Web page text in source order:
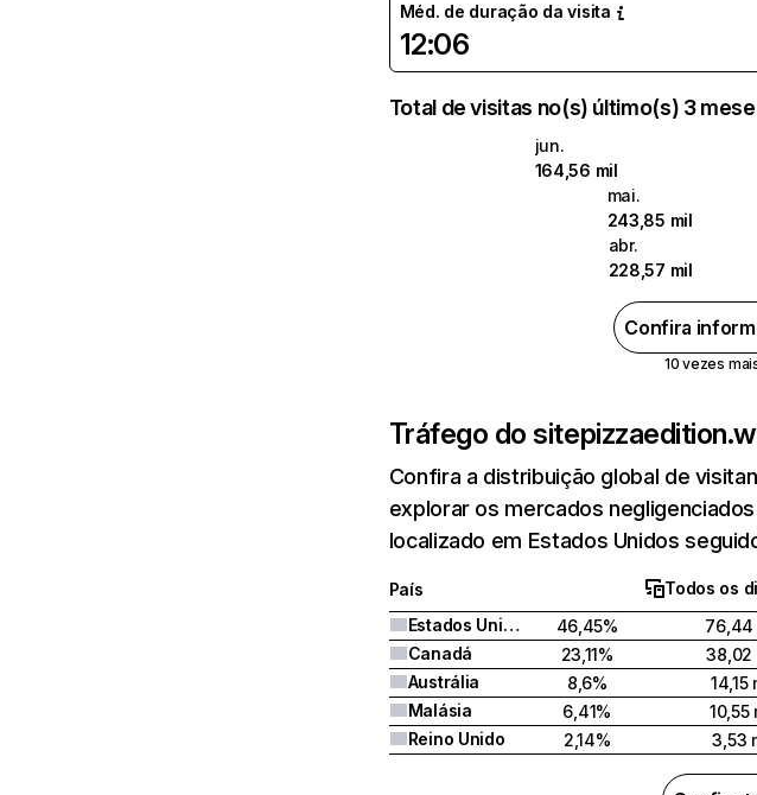
Méd. de duração da visita
12:06
Total de visitas no(s) último(s) 3
jun.
164,56 mil
mai.
243,85 mil
abr.
228,57 mil
Confira
10 vezes
Tráfego do site
Confira a distribuição global de
explorar os mercados
localizado em Estados Unidos
País
Todos os
Estados Unidos
46,45%
76,44
Canadá
23,11%
38,02
Austrália
8,6%
14,15
Malásia
6,41%
10,55
Reino Unido
2,14% 3,53